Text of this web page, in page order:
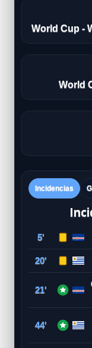
World Cup -
World
Incidencias
5'
20'
21'
44'